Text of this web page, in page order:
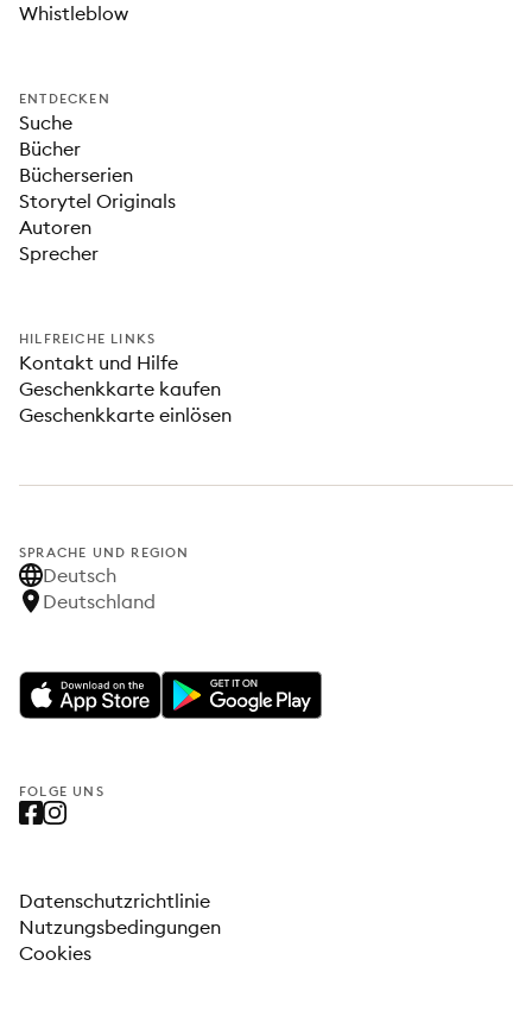
Whistleblow
ENTDECKEN
Suche
Bücher
Bücherserien
Storytel Originals
Autoren
Sprecher
HILFREICHE LINKS
Kontakt und Hilfe
Geschenkkarte kaufen
Geschenkkarte einlösen
SPRACHE UND REGION
Deutsch
Deutschland
FOLGE UNS
Datenschutzrichtlinie
Nutzungsbedingungen
Cookies